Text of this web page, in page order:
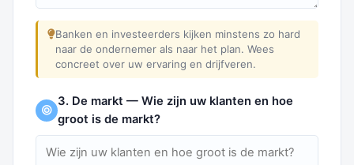
Banken en investeerders kijken minstens zo hard
naar de ondernemer als naar het plan. Wees
concreet over uw ervaring en drijfveren.
3. De markt — Wie zijn uw klanten en hoe
groot is de markt?